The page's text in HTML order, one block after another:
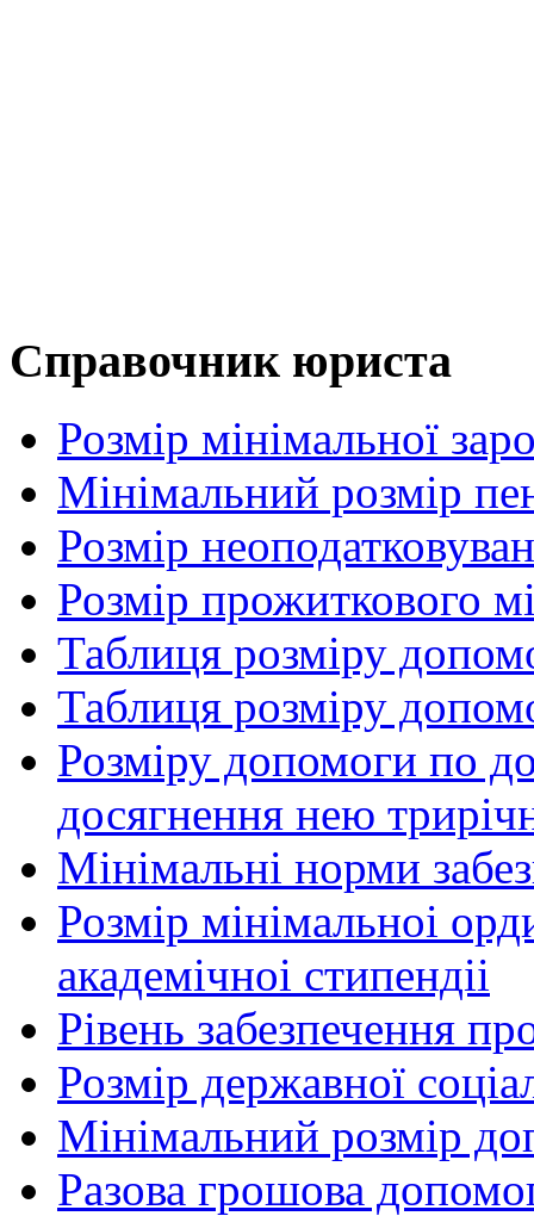
Справочник юриста
Розмір мінімальної
Мінімальний розмір
Розмір
Розмір прожиткового
Таблиця розміру
Таблиця розміру
Розміру допомоги по
досягнення нею
Мінімальні норми
Розмір мінімальноі
академічноі стипендіі
Рівень забезпечення
Розмір державної
Мінімальний розмір
Разова грошова